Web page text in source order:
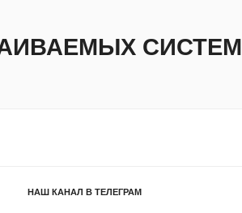
СИСТЕМ
НАШ КАНАЛ В ТЕЛЕГРАМ